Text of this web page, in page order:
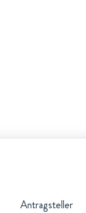
Antragsteller